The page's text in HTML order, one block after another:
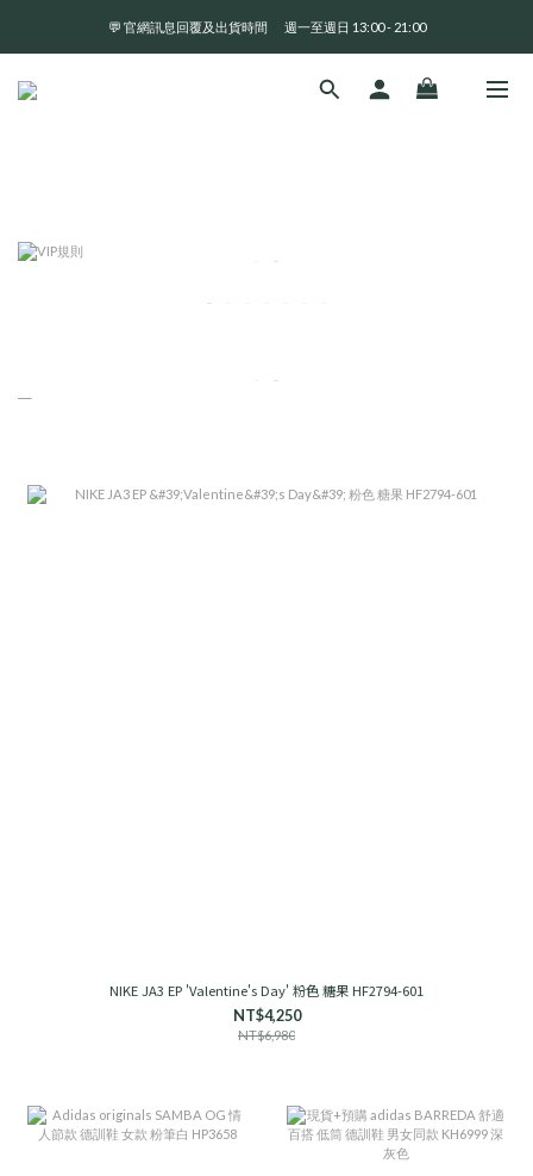
全 館 消 費 滿 三 千 免 運 費 🤘🏻
💬 官網訊息回覆及出貨時間       週一至週日 13:00 - 21:00
全 館 消 費 滿 三 千 免 運 費 🤘🏻
NIKE JA3 EP 'Valentine's Day' 粉色 糖果 HF2794-601
NT$4,250
NT$6,980